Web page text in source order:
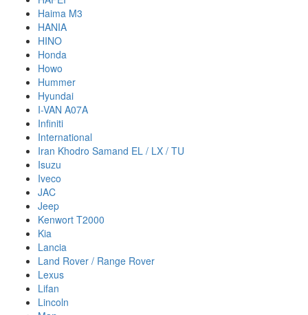
Haima M3
HANIA
HINO
Honda
Howo
Hummer
Hyundai
I-VAN A07A
Infiniti
International
Iran Khodro Samand EL / LX / TU
Isuzu
Iveco
JAC
Jeep
Kenwort T2000
Kia
Lancia
Land Rover / Range Rover
Lexus
Lifan
Lincoln